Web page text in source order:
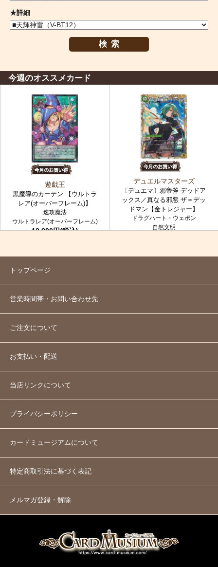
★詳細
検索
今週のオススメカード
遊戯王
黒魔導のカーテン 【ウルトラ
レア(オーバーフレーム)】
速攻魔法
ウルトラレア(オーバーフレーム)
12,800円(税込)
デュエルマスターズ
〔デュエマ〕邪帝斧 デッドア
ックス／真なる邪悪 ザ＝デッ
ドマン【金トレジャー】
ドラグハート・ウェポン
自然文明
トップページ
営業時間帯・お問い合わせ先
ご注文について
お支払い・配送
当店リンクについて
プライバシーポリシー
カードミュージアムについて
特定商取引法に基づく表記
メルマガ登録・解除